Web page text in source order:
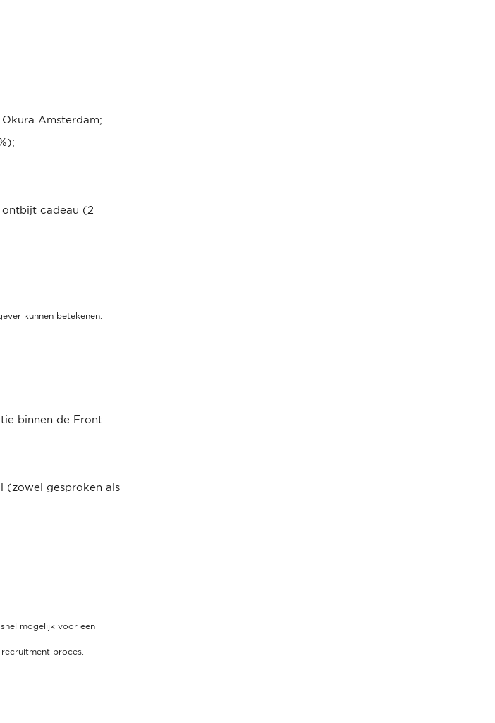
Amsterdam;
cadeau (2
kunnen betekenen.
binnen de Front
(zowel gesproken als
mogelijk voor een
proces.